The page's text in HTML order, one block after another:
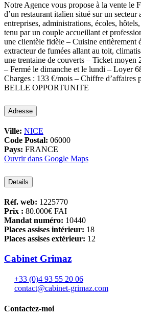
Notre Agence vous propose à la vente
d’un restaurant italien situé sur un
entreprises, administrations, écoles,
tenu par un couple accueillant et
une clientèle fidèle – Cuisine entièrement
extracteur de fumées allant au toit,
une trentaine de couverts – Ticket moyen
– Fermé le dimanche et le lundi – Loyer
Charges : 133 €/mois – Chiffre d’affaires
BELLE OPPORTUNITE
Adresse
Ville: NICE
Code Postal: 06000
Pays: FRANCE
Ouvrir dans Google Maps
Details
Réf. web: 1225770
Prix : 80.000€ FAI
Mandat numéro: 10440
Places assises intérieur: 18
Places assises extérieur: 12
Cabinet Grimaz
+33 (0)4 93 55 20 06
contact@cabinet-grimaz.com
Contactez-moi